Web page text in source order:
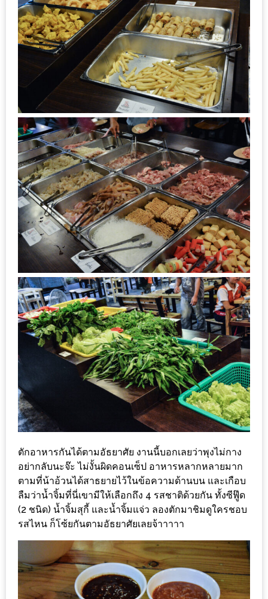
ฮอ
ลิ
เดย์
อินน์
เชียงใหม่
TIME
:
ทำไม
เรา
ไม่
ทำ
อาหาร
ทาน
เอง?
SHOP
TOP
10
รีวิว
ร้าน
อาหาร
ชม
มาก
ที่สุด
ประจำ
ปี
2557
กิจกรรม
ชิง
รางวัล
กับ
ตักอาหารกันได้ตามอัธยาศัย งานนี้บอกเลยว่าพุงไม่กาง
อย่ากลับนะจ๊ะ ไม่งั้นผิดคอนเซ็ป อาหารหลากหลายมาก
ตามที่น้าอ้วนได้สาธยายไว้ในข้อความด้านบน และเกือบ
ลืมว่าน้ำจิ้มที่นี่เขามีให้เลือกถึง 4 รสชาติด้วยกัน ทั้งซีฟู๊ด
(2 ชนิด) น้ำจิ้มสุกี้ และน้ำจิ้มแจ่ว ลองตักมาชิมดูใครชอบ
รสไหน ก็โซ้ยกันตามอัธยาศัยเลยจ้าาาาา